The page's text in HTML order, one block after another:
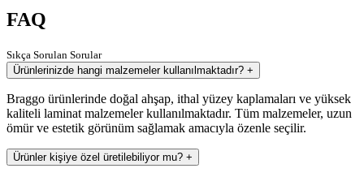
FAQ
Sıkça Sorulan Sorular
Ürünlerinizde hangi malzemeler kullanılmaktadır? +
Braggo ürünlerinde doğal ahşap, ithal yüzey kaplamaları ve yüksek
kaliteli laminat malzemeler kullanılmaktadır. Tüm malzemeler, uzun
ömür ve estetik görünüm sağlamak amacıyla özenle seçilir.
Ürünler kişiye özel üretilebiliyor mu? +